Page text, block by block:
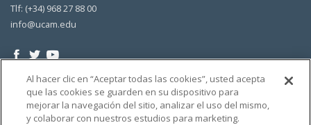
Tlf: (+34) 968 27 88 00
info@ucam.edu
Al hacer clic en “Aceptar todas las cookies”, usted acepta
que las cookies se guarden en su dispositivo para
mejorar la navegación del sitio, analizar el uso del mismo,
y colaborar con nuestros estudios para marketing.